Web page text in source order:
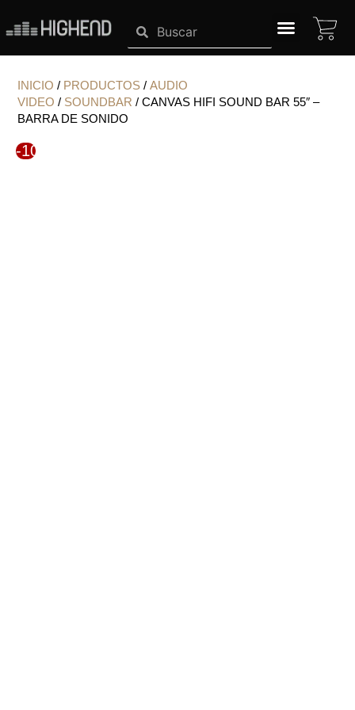
contenido
INICIO / PRODUCTOS / AUDIO
VIDEO / SOUNDBAR / CANVAS HIFI SOUND BAR 55″ –
BARRA DE SONIDO
-10%